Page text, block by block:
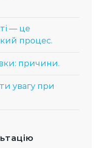
— це
процес.
причини.
увагу при